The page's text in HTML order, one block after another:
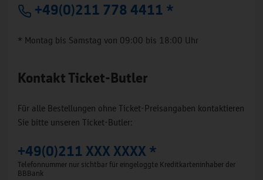
+49(0)211 778 4411 *
* Montag bis Samstag von 09:00 bis 18:00 Uhr
Kontakt Ticket-Butler
Für alle Bestellungen ohne Ticket-Preisangaben kontaktieren
Sie bitte unseren Ticket-Butler:
+49(0)211 XXX XXXX *
Telefonnummer nur sichtbar für eingeloggte Kreditkarteninhaber der
BBBank